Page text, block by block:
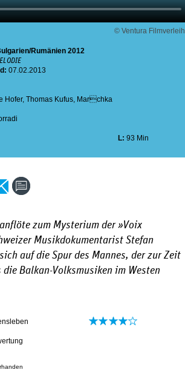
© Ventura Filmverleih
Rumänien 2012
07.02.2013
Hofer, Thomas Kufus, Marchka
L: 93 Min
zum Mysterium der »Voix
Musikdokumentarist Stefan
auf die Spur des Mannes, der zur Zeit
die Balkan-Volksmusiken im Westen